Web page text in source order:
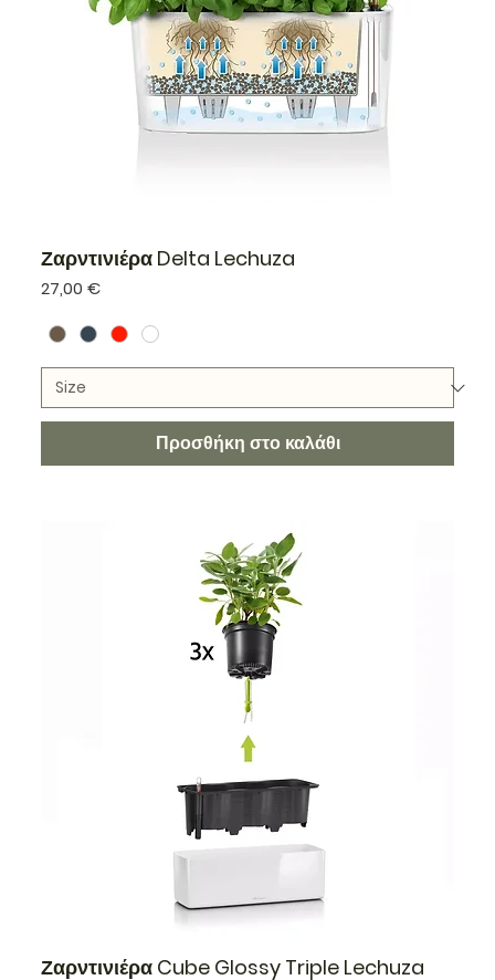
Ζαρντινιέρα Delta Lechuza
Τιμή
27,00 €
Προσθήκη στο καλάθι
Ζαρντινιέρα Cube Glossy Triple Lechuza